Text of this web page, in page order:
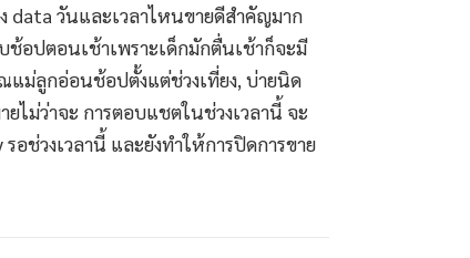
วันและเวลาไหนขายดีสำคัญมาก
อปตอนเช้าเพราะเด็กมักตื่นเช้าก็จะมี
แม่ลูกอ่อนช้อปตั้งแต่ช่วงเที่ยง, บ่ายนิด
ไม่ว่าจะ การตอบแชตในช่วงเวลานี้ จะ
ช่วงเวลานี้ และยังทำให้การปิดการขาย